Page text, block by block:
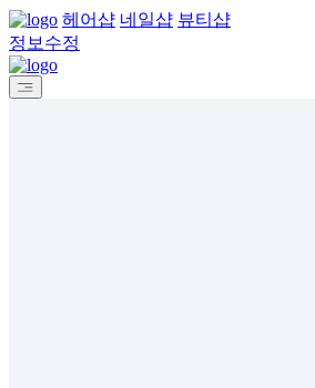
헤어샵 네일샵 뷰티샵
정보수정